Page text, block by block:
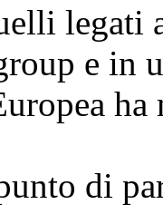
legati
e in
di